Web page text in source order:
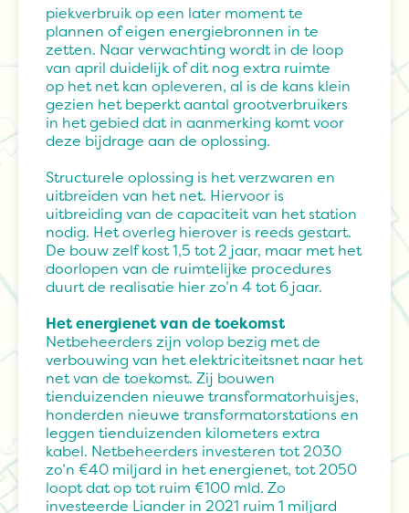
piekverbruik op een later moment te
plannen of eigen energiebronnen in te
zetten. Naar verwachting wordt in de loop
van april duidelijk of dit nog extra ruimte
op het net kan opleveren, al is de kans klein
gezien het beperkt aantal grootverbruikers
in het gebied dat in aanmerking komt voor
deze bijdrage aan de oplossing.
Structurele oplossing is het verzwaren en
uitbreiden van het net. Hiervoor is
uitbreiding van de capaciteit van het station
nodig. Het overleg hierover is reeds gestart.
De bouw zelf kost 1,5 tot 2 jaar, maar met het
doorlopen van de ruimtelijke procedures
duurt de realisatie hier zo’n 4 tot 6 jaar.
Het energienet van de toekomst
Netbeheerders zijn volop bezig met de
verbouwing van het elektriciteitsnet naar het
net van de toekomst. Zij bouwen
tienduizenden nieuwe transformatorhuisjes,
honderden nieuwe transformatorstations en
leggen tienduizenden kilometers extra
kabel. Netbeheerders investeren tot 2030
zo’n €40 miljard in het energienet, tot 2050
loopt dat op tot ruim €100 mld. Zo
investeerde Liander in 2021 ruim 1 miljard